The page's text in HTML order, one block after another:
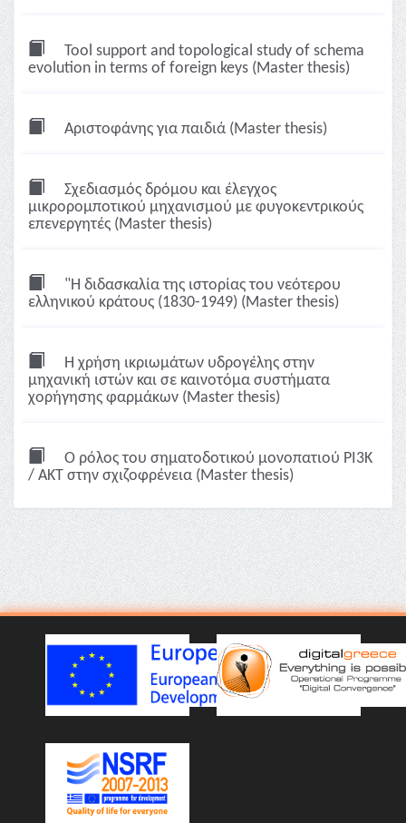
Tool support and topological study of schema
evolution in terms of foreign keys (Master thesis)
Αριστοφάνης για παιδιά (Master thesis)
Σχεδιασμός δρόμου και έλεγχος
μικρορομποτικού μηχανισμού με φυγοκεντρικούς
επενεργητές (Master thesis)
"Η διδασκαλία της ιστορίας του νεότερου
ελληνικού κράτους (1830-1949) (Master thesis)
Η χρήση ικριωμάτων υδρογέλης στην
μηχανική ιστών και σε καινοτόμα συστήματα
χορήγησης φαρμάκων (Master thesis)
Ο ρόλος του σηματοδοτικού μονοπατιού ΡΙ3Κ
/ ΑΚΤ στην σχιζοφρένεια (Master thesis)